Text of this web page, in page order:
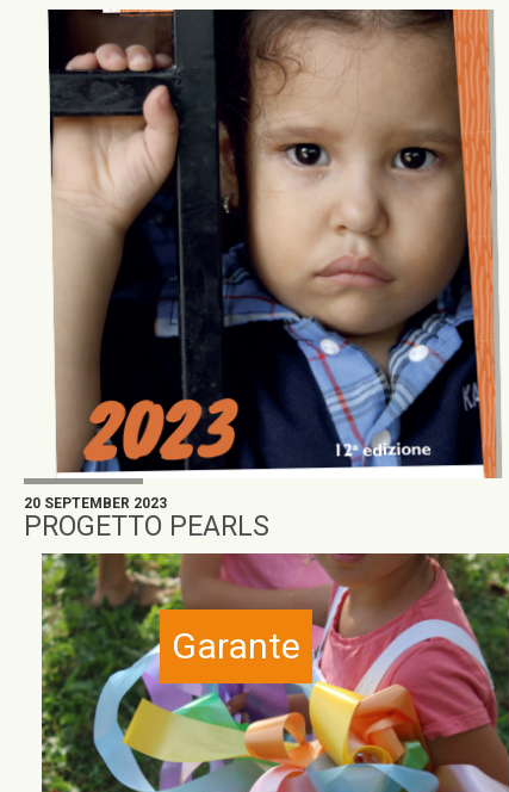
Garante
20 SEPTEMBER 2023
PROGETTO PEARLS